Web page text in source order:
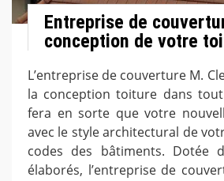
Entreprise de
conception de votre
L’entreprise de couverture M.
la conception toiture dans
fera en sorte que votre
avec le style architectural de
codes des bâtiments. Dotée
élaborés, l’entreprise de